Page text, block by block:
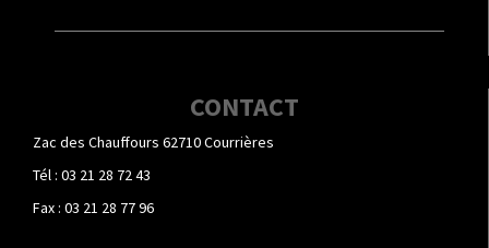
CONTACT
Zac des Chauffours 62710 Courrières
Tél : 03 21 28 72 43
Fax : 03 21 28 77 96